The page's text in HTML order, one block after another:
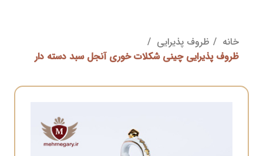
خانه
ظروف پذیرایی
ظروف پذیرایی چینی شکلات خوری آنجل سبد دسته دار